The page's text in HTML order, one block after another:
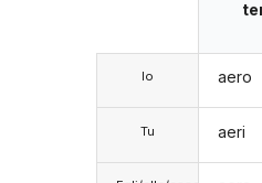
Io
Tu
aero
aeri